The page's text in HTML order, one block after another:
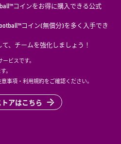
コインをお得に購入できる公式
コイン(無償分)を多く入手でき
、チームを強化しましょう！
ビスです。
。
事項・利用規約をご確認ください。
トアはこちら